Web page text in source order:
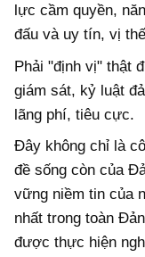
lực cầm quyền,
đấu và uy tín, vị
Phải "định vị" thật
giám sát, kỷ luật
lãng phí, tiêu cực.
Đây không chỉ là
đề sống còn của
vững niềm tin của
nhất trong toàn
được thực hiện